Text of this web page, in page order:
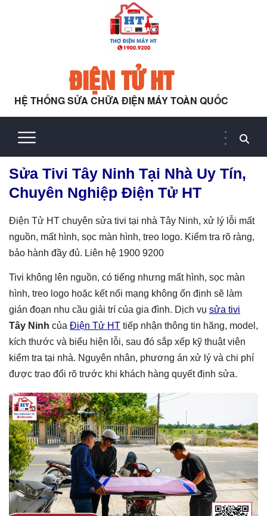
ĐIỆN TỬ HT
HỆ THỐNG SỬA CHỮA ĐIỆN MÁY TOÀN QUỐC
Sửa Tivi Tây Ninh Tại Nhà Uy Tín,
Chuyên Nghiệp Điện Tử HT
Điện Tử HT chuyên sửa tivi tại nhà Tây Ninh, xử lý lỗi mất
nguồn, mất hình, sọc màn hình, treo logo. Kiểm tra rõ ràng,
bảo hành đầy đủ. Liên hệ 1900 9200
Tivi không lên nguồn, có tiếng nhưng mất hình, sọc màn
hình, treo logo hoặc kết nối mạng không ổn định sẽ làm
gián đoạn nhu cầu giải trí của gia đình. Dịch vụ sửa tivi
Tây Ninh của Điện Tử HT tiếp nhận thông tin hãng, model,
kích thước và biểu hiện lỗi, sau đó sắp xếp kỹ thuật viên
kiểm tra tại nhà. Nguyên nhân, phương án xử lý và chi phí
được trao đổi rõ trước khi khách hàng quyết định sửa.